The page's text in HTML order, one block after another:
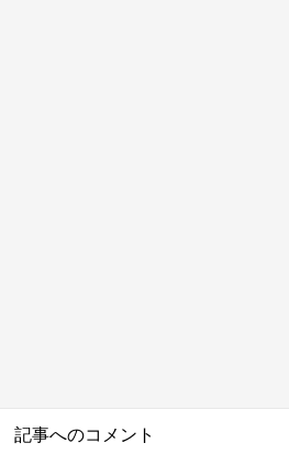
記事へのコメント